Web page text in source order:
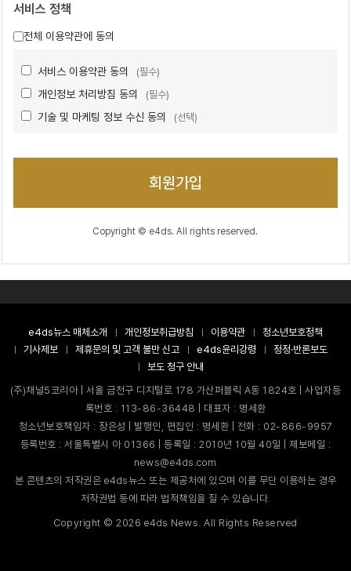
서비스 정책
전체 이용약관에 동의
서비스 이용약관 동의 (필수)
개인정보 처리방침 동의 (필수)
기술 및 마케팅 정보 수신 동의 (선택)
회원가입
Copyright © e4ds. All rights reserved.
e4ds뉴스 매체소개 개인정보취급방침 이용약관
청소년보호정책
기사제보
제휴문의 및 고객 불만 신고 e4ds윤리강령
정정·반론보도
보도 청구 안내
(주)채널5코리아 | 서울 금천구 디지털로 178 가산퍼블릭 A동 1824호 | 사업자등
록번호 : 113-86-36448 | 대표자 : 명세환
청소년보호책임자 : 장은성 | 발행인, 편집인 : 명세환 | 전화 : 02-866-9957
등록번호 : 서울특별시 아 01366 | 등록일 : 2010년 10월 40일 | 제보메일 :
news@e4ds.com
본 콘텐츠의 저작권은 e4ds뉴스 또는 제공처에 있으며 이를 무단 이용하는 경우
저작권법 등에 따라 법적책임을 질 수 있습니다.
Copyright ©2026 e4ds News. All Rights Reserved